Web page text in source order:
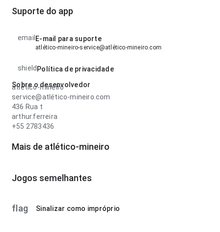
Suporte do app
email E-mail para suporte
atlético-mineiro-service@atlético-mineiro.com
shield Política de privacidade
Sobre o desenvolvedor
atlético-mineiro
service@atlético-mineiro.com
436 Rua t
arthur.ferreira
+55 2783436
Mais de atlético-mineiro
Jogos semelhantes
flag Sinalizar como impróprio